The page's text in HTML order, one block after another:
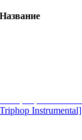
Название
Instrumental]